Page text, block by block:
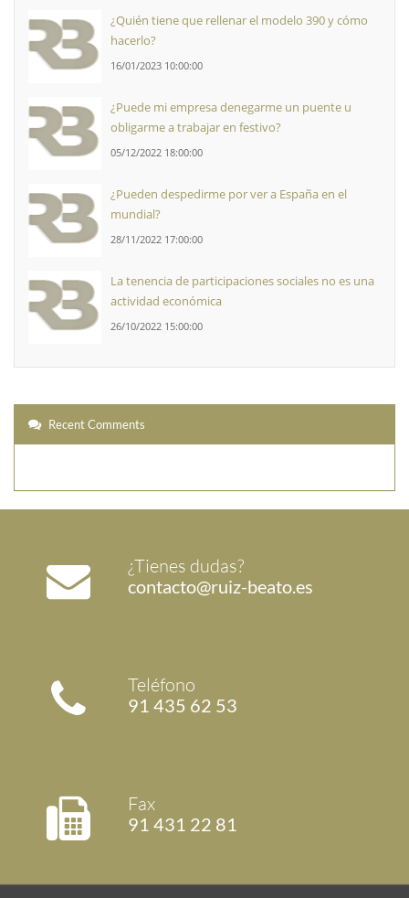
¿Quién tiene que rellenar el modelo 390 y cómo
hacerlo?
16/01/2023 10:00:00
¿Puede mi empresa denegarme un puente u
obligarme a trabajar en festivo?
05/12/2022 18:00:00
¿Pueden despedirme por ver a España en el
mundial?
28/11/2022 17:00:00
La tenencia de participaciones sociales no es una
actividad económica
26/10/2022 15:00:00
Recent Comments
¿Tienes dudas?
contacto@ruiz-beato.es
Teléfono
91 435 62 53
Fax
91 431 22 81